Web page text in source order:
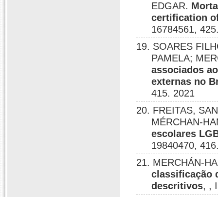
EDGAR.
certification
16784561,
19. SOARES
PAMELA;
associados
externas no
415. 2021
20. FREITAS,
MÉRCHAN-
escolares
19840470,
21. MERCHÁN-
classificação
descritivos, ,